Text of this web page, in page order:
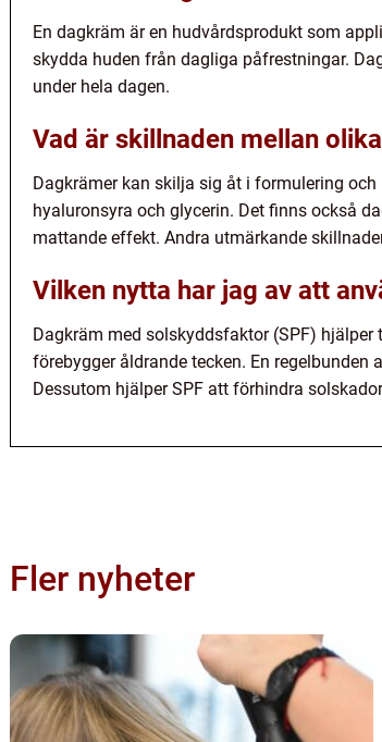
En dagkräm är en hudvårdsprodukt som
skydda huden från dagliga påfrestningar.
under hela dagen.
Vad är skillnaden mellan
Dagkrämer kan skilja sig åt i formulering
hyaluronsyra och glycerin. Det finns också
mattande effekt. Andra utmärkande
Vilken nytta har jag av att
Dagkräm med solskyddsfaktor (SPF)
förebygger åldrande tecken. En
Dessutom hjälper SPF att förhindra
Fler nyheter